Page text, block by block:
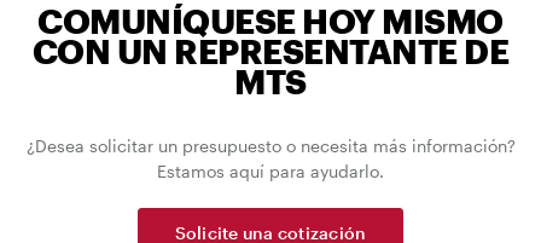
COMUNÍQUESE HOY MISMO
CON UN REPRESENTANTE DE
MTS
¿Desea solicitar un presupuesto o necesita más información?
Estamos aquí para ayudarlo.
Solicite una cotización